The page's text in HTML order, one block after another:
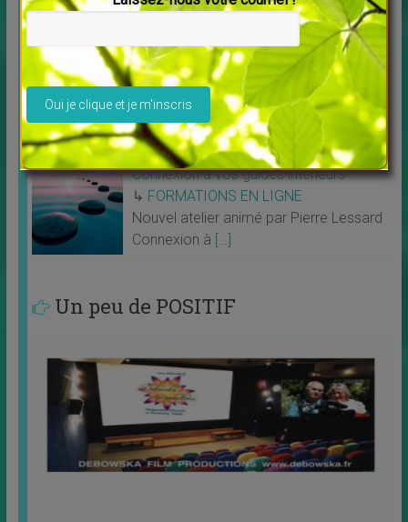
MASTERCLASS 2023 “Libérez vos
merveilleux potentiels” et développez
votre Médiumnité
↳FORMATIONS EN LIGNE
MASTERCLASS 2023 “Libérez vos
merveilleux[…]
Connexion à vos guides intérieurs
↳ FORMATIONS EN LIGNE
Nouvel atelier animé par Pierre Lessard
Connexion à […]
Un peu de POSITIF
Veuillez laisser ce champ vide.